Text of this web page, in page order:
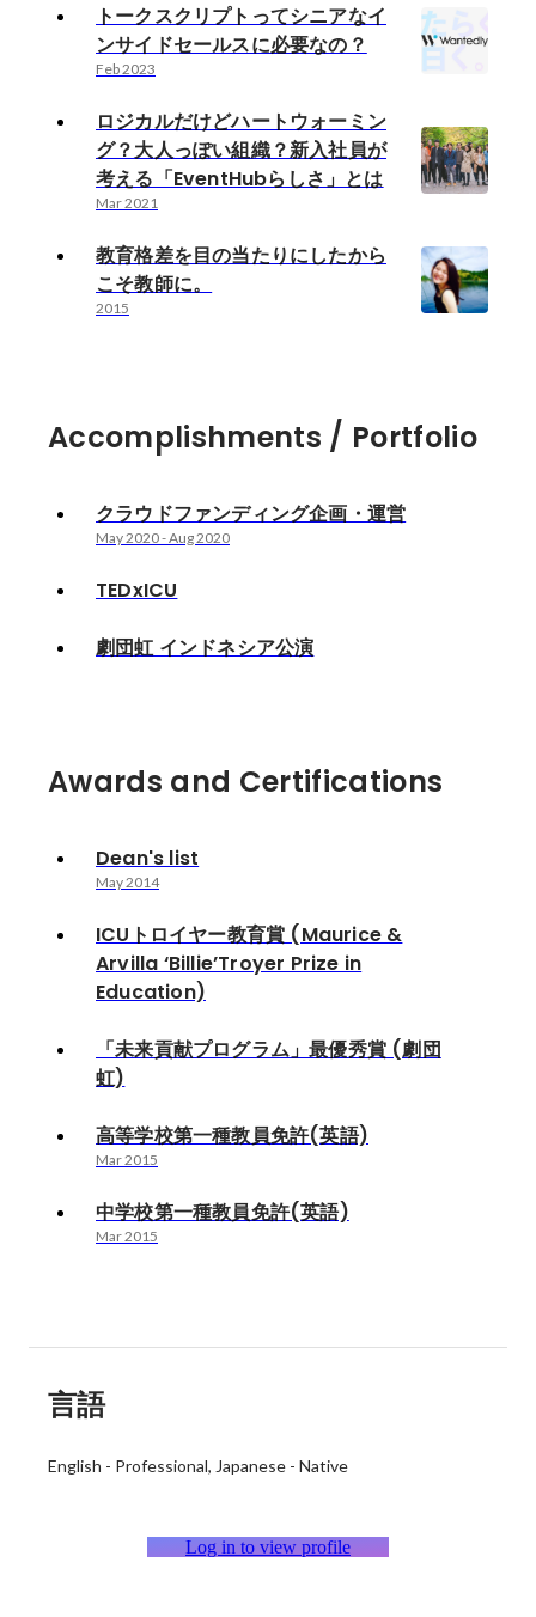
トークスクリプトってシニアなイ
ンサイドセールスに必要なの？
Feb 2023
ロジカルだけどハートウォーミン
グ？大人っぽい組織？新入社員が
考える「EventHubらしさ」とは
Mar 2021
教育格差を目の当たりにしたから
こそ教師に。
2015
Accomplishments / Portfolio
クラウドファンディング企画・運営
May 2020-Aug 2020
TEDxICU
劇団虹 インドネシア公演
Awards and Certifications
Dean's list
May 2014
ICUトロイヤー教育賞 (Maurice &
Arvilla ‘Billie’Troyer Prize in
Education)
「未来貢献プログラム」最優秀賞 (劇団
虹)
高等学校第一種教員免許(英語)
Mar 2015
中学校第一種教員免許(英語)
Mar 2015
言語
English - Professional Japanese - Native
Log in to view profile